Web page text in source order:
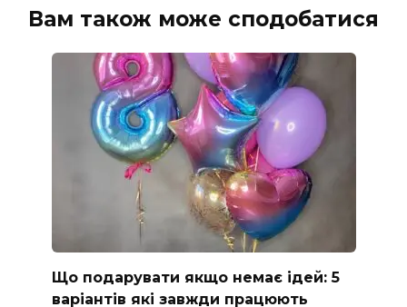
Вам також може сподобатися
Що подарувати якщо немає ідей: 5
варіантів які завжди працюють